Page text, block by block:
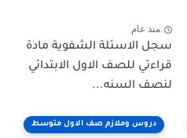
منذ عام
سجل الاسئلة الشفوية مادة
قراءتي للصف الاول الابتدائي
لنصف السنه...
دروس وملازم صف الاول متوسط